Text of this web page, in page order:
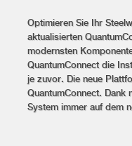
Optimieren Sie Ihr
aktualisierten
modernsten
QuantumConnect die
je zuvor. Die neue
QuantumConnect.
System immer auf dem